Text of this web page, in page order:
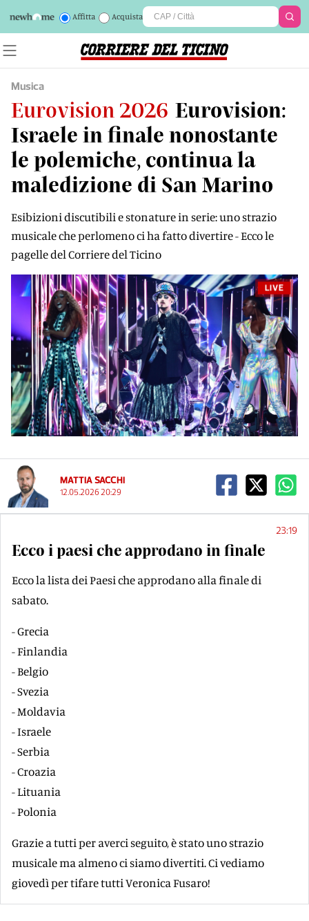
Affitta Acquista
Musica
Eurovision 2026 Eurovision:
Israele in finale nonostante
le polemiche, continua la
maledizione di San Marino
Esibizioni discutibili e stonature in serie: uno strazio
musicale che perlomeno ci ha fatto divertire - Ecco le
pagelle del Corriere del Ticino
LIVE
MATTIA SACCHI
12.05.2026 20:29
23:19
Ecco i paesi che approdano in finale
Ecco la lista dei Paesi che approdano alla finale di
sabato.
- Grecia
- Finlandia
- Belgio
- Svezia
- Moldavia
- Israele
- Serbia
- Croazia
- Lituania
- Polonia
Grazie a tutti per averci seguito, è stato uno strazio
musicale ma almeno ci siamo divertiti. Ci vediamo
giovedì per tifare tutti Veronica Fusaro!